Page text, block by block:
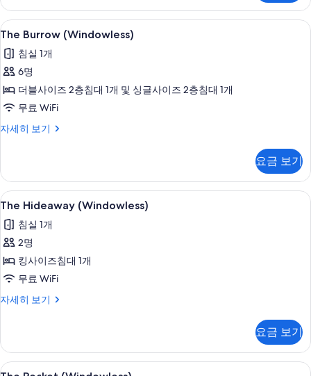
보
기
4
자
세
보
기
The
Burrow
(Windowless)
사
진
모
두
9
The Burrow (Windowless)
침실 1개
6명
더블사이즈 2층침대 1개 및 싱글사이즈 2층침대 1개
무료 WiFi
자세히 보기
The
세
히
보
요금 보기
The
Hideaway
(Windowless)
사
진
모
두
5
The Hideaway (Windowless)
침실 1개
2명
킹사이즈침대 1개
무료 WiFi
자세히 보기
The
세
히
요금 보기
The